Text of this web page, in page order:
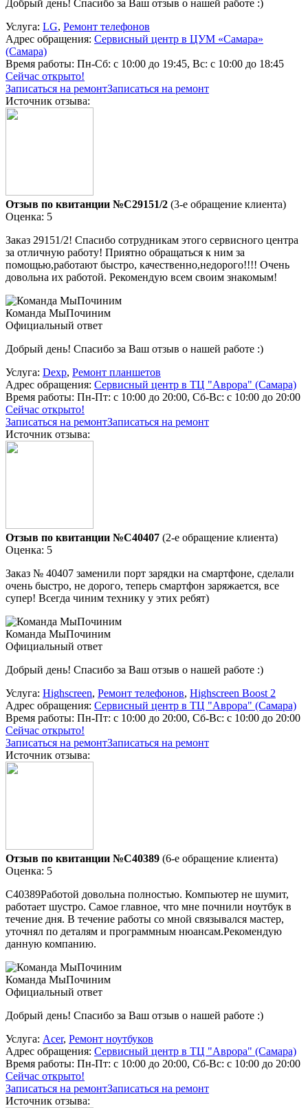
Добрый день! Спасибо за Ваш отзыв о нашей работе :)
Услуга: LG, Ремонт телефонов
Адрес обращения: Сервисный центр в ЦУМ «Самара»
(Самара)
Время работы: Пн-Сб: с 10:00 до 19:45, Вс: с 10:00 до 18:45
Сейчас открыто!
Записаться на ремонтЗаписаться на ремонт
Источник отзыва:
Отзыв по квитанции №C29151/2 (3-е обращение клиента)
Оценка: 5
Заказ 29151/2! Спасибо сотрудникам этого сервисного центра
за отличную работу! Приятно обращаться к ним за
помощью,работают быстро, качественно,недорого!!!! Очень
довольна их работой. Рекомендую всем своим знакомым!
Команда МыПочиним
Официальный ответ
Добрый день! Спасибо за Ваш отзыв о нашей работе :)
Услуга: Dexp, Ремонт планшетов
Адрес обращения: Сервисный центр в ТЦ "Аврора" (Самара)
Время работы: Пн-Пт: с 10:00 до 20:00, Сб-Вс: с 10:00 до 20:00
Сейчас открыто!
Записаться на ремонтЗаписаться на ремонт
Источник отзыва:
Отзыв по квитанции №C40407 (2-е обращение клиента)
Оценка: 5
Заказ № 40407 заменили порт зарядки на смартфоне, сделали
очень быстро, не дорого, теперь смартфон заряжается, все
супер! Всегда чиним технику у этих ребят)
Команда МыПочиним
Официальный ответ
Добрый день! Спасибо за Ваш отзыв о нашей работе :)
Услуга: Highscreen, Ремонт телефонов, Highscreen Boost 2
Адрес обращения: Сервисный центр в ТЦ "Аврора" (Самара)
Время работы: Пн-Пт: с 10:00 до 20:00, Сб-Вс: с 10:00 до 20:00
Сейчас открыто!
Записаться на ремонтЗаписаться на ремонт
Источник отзыва:
Отзыв по квитанции №C40389 (6-е обращение клиента)
Оценка: 5
C40389Работой довольна полностью. Компьютер не шумит,
работает шустро. Самое главное, что мне почнили ноутбук в
течение дня. В течение работы со мной связывался мастер,
уточнял по деталям и программным нюансам.Рекомендую
данную компанию.
Команда МыПочиним
Официальный ответ
Добрый день! Спасибо за Ваш отзыв о нашей работе :)
Услуга: Acer, Ремонт ноутбуков
Адрес обращения: Сервисный центр в ТЦ "Аврора" (Самара)
Время работы: Пн-Пт: с 10:00 до 20:00, Сб-Вс: с 10:00 до 20:00
Сейчас открыто!
Записаться на ремонтЗаписаться на ремонт
Источник отзыва: